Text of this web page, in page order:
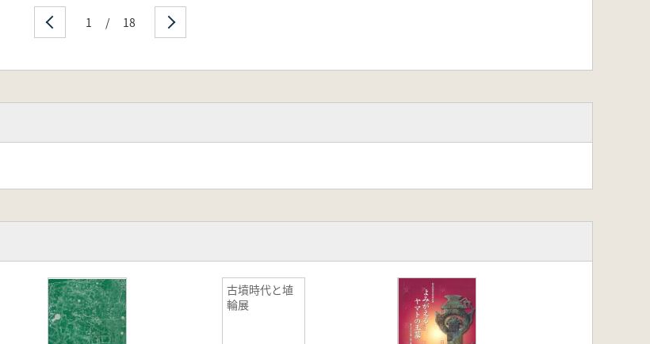
1 / 18
古墳時代と埴
輪展